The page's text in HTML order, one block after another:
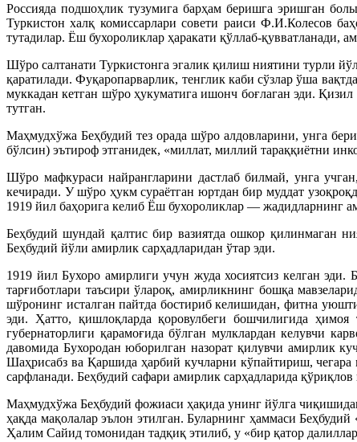
Россияда подшоҳлик тузумига барҳам беришга эришган
Туркистон халқ комиссарлари совети раиси Ф.И.Колесов
тутадилар. Ёш бухороликлар ҳаракати қўллаб-
Шўро салтанати Туркистонга эгалик қилиш ниятини турли
қаратилади. Фуқаропарварлик, тенглик каби сўзлар ўша
муккадан кетган шўро ҳукуматига ишонч боғлаган эди.
тутган.
Маҳмудхўжа Беҳбудий тез орада шўро алдовларини, унга
бўлсин) эътироф этганидек, «миллат, миллий тараққиётни
Шўро мафкураси найрангларини дастлаб билмай, унга
кечиради. У шўро ҳукм сураётган юртдан бир муддат
1919 йил баҳорига келиб Ёш бухороликлар — жадидларнинг
Беҳбудий шундай қалтис бир вазиятда ошкор қилинмаган
Беҳбудий йўли амирлик сарҳадларидан ўтар эди.
1919 йил Бухоро амирлиги учун жуда хосиятсиз келган
тарғиботлари таъсири ўлароқ, амирликнинг бошқа
шўронинг исталган пайтда бостириб келишидан, фитна
эди. Ҳатто, қишлоқларда қоровулбеги бошчилигида
губернаторлиги қарамоғида бўлган мулклардан келувчи
давомида Бухородан юборилган назорат қилувчи амирлик
Шаҳрисабз ва Қаршида ҳарбий кучларни кўпайтириш,
сарфланади. Беҳбудий сафари амирлик сарҳадларида
Маҳмудхўжа Беҳбудий фожиаси ҳақида унинг йўлга
ҳақда мақолалар эълон этилган. Буларнинг ҳаммаси
Ҳалим Сайид томонидан тадқиқ этилиб, у «бир қатор